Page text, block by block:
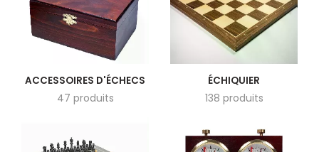
ACCESSOIRES D'ÉCHECS
47 produits
ÉCHIQUIER
138 produits